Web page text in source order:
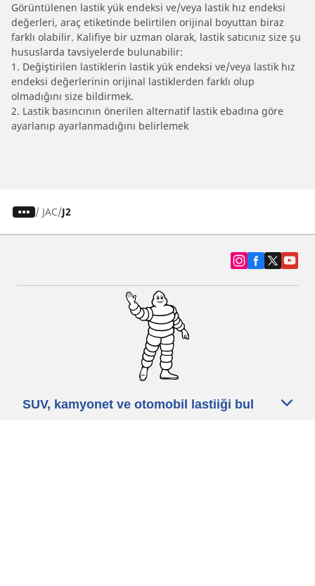
Görüntülenen lastik yük endeksi ve/veya lastik hız endeksi
değerleri, araç etiketinde belirtilen orijinal boyuttan biraz
farklı olabilir. Kalifiye bir uzman olarak, lastik satıcınız size şu
hususlarda tavsiyelerde bulunabilir:
1. Değiştirilen lastiklerin lastik yük endeksi ve/veya lastik hız
endeksi değerlerinin orijinal lastiklerden farklı olup
olmadığını size bildirmek.
2. Lastik basıncının önerilen alternatif lastik ebadına göre
ayarlanıp ayarlanmadığını belirlemek
/ JAC J2
SUV, kamyonet ve otomobil lastiiği bul